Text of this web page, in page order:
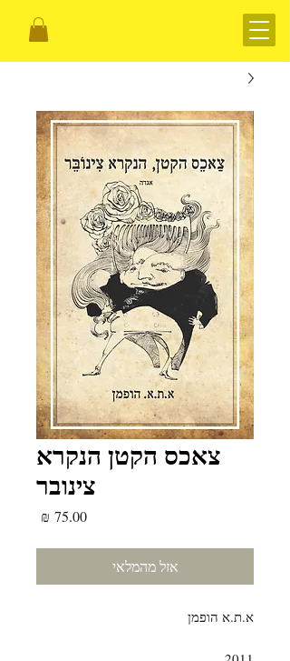
צאכס הקטן הנקרא
צינובר
אזל מהמלאי
א.ת.א הופמן